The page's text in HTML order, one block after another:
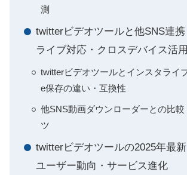
測
twitterビデオツールと他SNS連携
ライブ対応・クロスデバイス活用
twitterビデオツールとインスタライ
e保存の違い・互換性
他SNS動画ダウンローダーとの比較
ツ
twitterビデオツールの2025年最新
ユーザー動向・サービス進化